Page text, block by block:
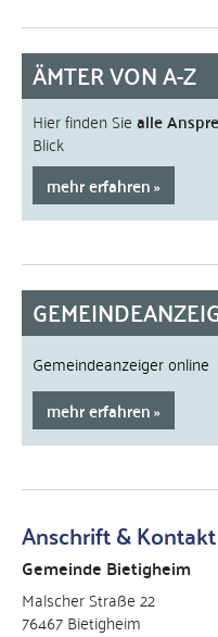
ÄMTER VON A-Z
Hier finden Siealle
Blick
mehr erfahren
Gemeindeanzeiger online
mehr erfahren
Anschrift & Kontakt
Gemeinde Bietigheim
Malscher Straße 22
76467 Bietigheim